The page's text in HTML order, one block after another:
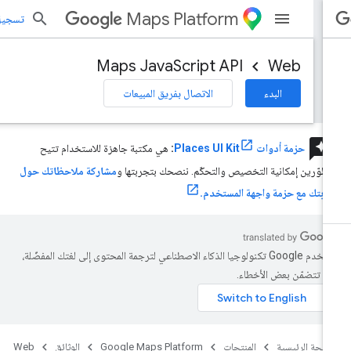
Maps Platform تسجيل
Web
Maps JavaScript API
الاتصال بفريق المبيعات
حزمة أدوات Places UI Kit :هي مكتبة جاهزة للاستخدام تتيح
إمكانية التخصيص والتحكّم. ننصحك بتجربتها ومشاركة ملاحظاتك حول
مع حزمة واجهة المستخدم.
تستخدم Google تكنولوجيا الذكاء الاصطناعي لترجمة المحتوى إلى لغتك المفضّلة،
تتضمّن بعض الأخطاء.
الرئيسية المنتجات Google Maps Platform الوثائق Web